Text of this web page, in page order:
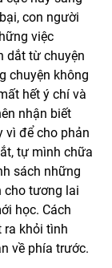
con người
việc
dắt từ chuyện
chuyện không
hết ý chí và
nhận biết
vì để cho phản
tự mình chữa
sách những
cho tương lai
học. Cách
ra khỏi tình
về phía trước.